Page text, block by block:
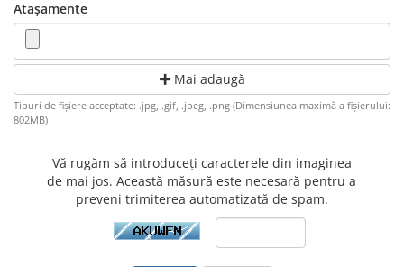
Atașamente
Mai adaugă
Tipuri de fișiere acceptate: .jpg, .gif, .jpeg, .png (Dimensiunea maximă a fișierului:
802MB)
Vă rugăm să introduceți caracterele din imaginea
de mai jos. Această măsură este necesară pentru a
preveni trimiterea automatizată de spam.